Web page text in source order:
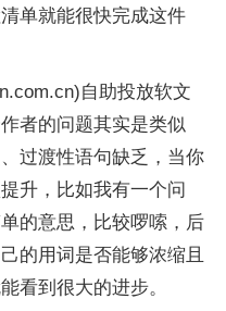
单就能很快完成这件
自助投放软文
者的问题其实是类似
过渡性语句缺乏，当你
升，比如我有一个问
的意思，比较啰嗦，后
的用词是否能够浓缩且
看到很大的进步。